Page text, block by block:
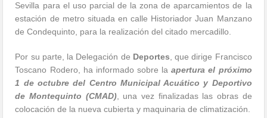
Sevilla para el uso parcial de la zona de aparcamientos de la
estación de metro situada en calle Historiador Juan Manzano
de Condequinto, para la realización del citado mercadillo.
Por su parte, la Delegación de Deportes , que dirige Francisco
Toscano Rodero, ha informado sobre laapertura el próximo
1 de octubre del Centro Municipal Acuático y Deportivo
de Montequinto (CMAD), una vez finalizadas las obras de
colocación de la nueva cubierta y maquinaria de climatización.